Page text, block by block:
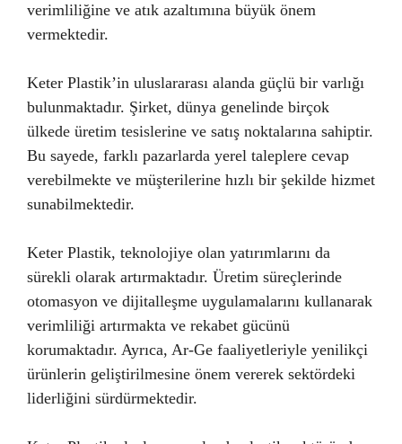
verimliliğine ve atık azaltımına büyük önem
vermektedir.
Keter Plastik’in uluslararası alanda güçlü bir varlığı
bulunmaktadır. Şirket, dünya genelinde birçok
ülkede üretim tesislerine ve satış noktalarına sahiptir.
Bu sayede, farklı pazarlarda yerel taleplere cevap
verebilmekte ve müşterilerine hızlı bir şekilde hizmet
sunabilmektedir.
Keter Plastik, teknolojiye olan yatırımlarını da
sürekli olarak artırmaktadır. Üretim süreçlerinde
otomasyon ve dijitalleşme uygulamalarını kullanarak
verimliliği artırmakta ve rekabet gücünü
korumaktadır. Ayrıca, Ar-Ge faaliyetleriyle yenilikçi
ürünlerin geliştirilmesine önem vererek sektördeki
liderliğini sürdürmektedir.